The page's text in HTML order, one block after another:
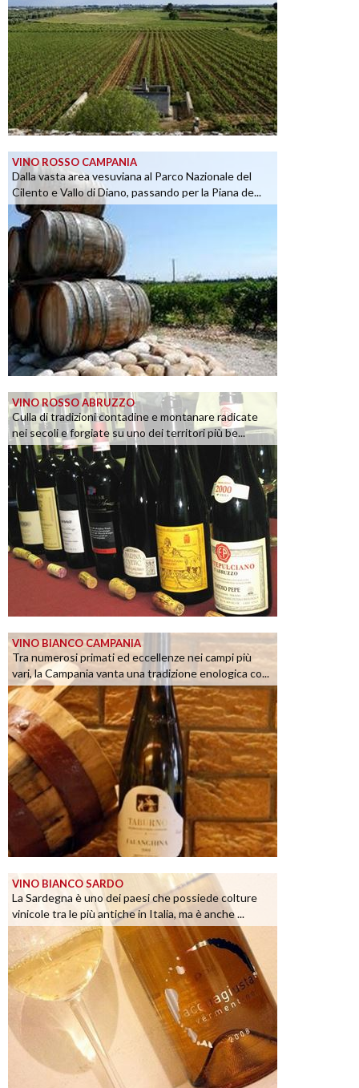
VINO ROSSO CAMPANIA
Dalla vasta area vesuviana al Parco Nazionale del
Cilento e Vallo di Diano, passando per la Piana de...
VINO ROSSO ABRUZZO
Culla di tradizioni contadine e montanare radicate
nei secoli e forgiate su uno dei territori più be...
VINO BIANCO CAMPANIA
Tra numerosi primati ed eccellenze nei campi più
vari, la Campania vanta una tradizione enologica co...
VINO BIANCO SARDO
La Sardegna è uno dei paesi che possiede colture
vinicole tra le più antiche in Italia, ma è anche ...